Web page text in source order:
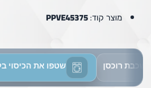
מוצר קוד:PPVE45375
שכבת רוכסן שטפו את הכיסוי